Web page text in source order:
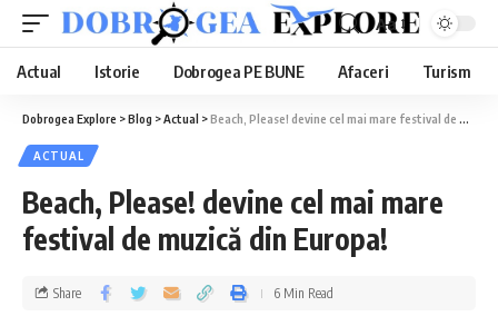
Aa
Actual Istorie Dobrogea PE BUNE Afaceri Turism
Dobrogea Explore >Blog >Actual >Beach, Please! devine cel mai mare festival de muzică din Europa!
ACTUAL
Beach, Please! devine cel mai mare
festival de muzică din Europa!
Share 6 Min Read